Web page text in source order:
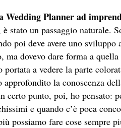
Wedding Planner ad
stato un passaggio naturale.
poi deve avere uno
ma dovevo dare forma a
portata a vedere la parte
la conoscenza
certo punto, poi, ho pensato:
e quando c’è poca
possiamo fare cose sempre